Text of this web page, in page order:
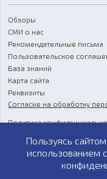
Обзоры
СМИ о нас
Рекомендательные письма
Пользовательское
База знаний
Карта сайта
Реквизиты
Согласие на обработку
Политика
Публичная оферта
Пользуясь
использованием